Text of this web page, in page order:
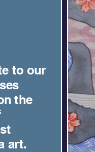
to our
the
art.